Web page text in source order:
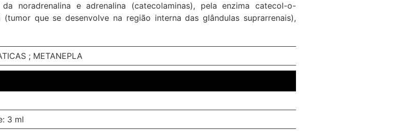
e adrenalina (catecolaminas), pela enzima catecol-o-
que se desenvolve na região interna das glândulas suprarrenais),
; METANEPLA
3 ml